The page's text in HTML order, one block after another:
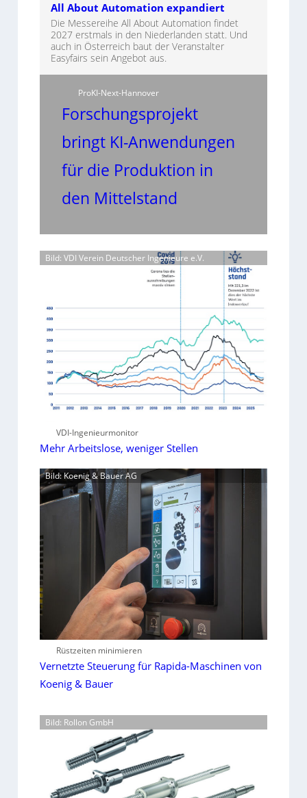
All About Automation expandiert
Die Messereihe All About Automation findet
2027 erstmals in den Niederlanden statt. Und
auch in Österreich baut der Veranstalter
Easyfairs sein Angebot aus.
ProKI-Next-Hannover
Forschungsprojekt
bringt KI-Anwendungen
für die Produktion in
den Mittelstand
Bild: VDI Verein Deutscher Ingenieure e.V.
VDI-Ingenieurmonitor
Mehr Arbeitslose, weniger Stellen
Bild: Koenig & Bauer AG
Rüstzeiten minimieren
Vernetzte Steuerung für Rapida-Maschinen von
Koenig & Bauer
Bild: Rollon GmbH